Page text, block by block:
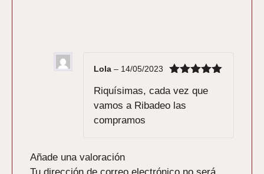
con 5de 5
Lola – 14/05/2023
Riquísimas, cada vez que
vamos a Ribadeo las
compramos
Añade una valoración